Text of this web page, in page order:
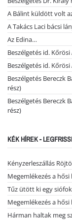
A Bálint küldött volt
A Takács Laci bácsi
Az Edina…
Beszélgetés id.
Beszélgetés id.
Beszélgetés Bereczk
rész)
Beszélgetés Bereczk
rész)
KÉK HÍREK -
Kényzerleszállás
Megemlékezés a
Tűz ütött ki egy
Megemlékezés a
Hárman haltak meg